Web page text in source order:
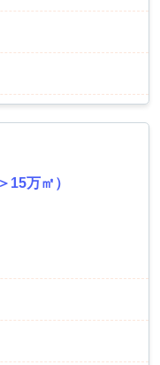
15万㎡）